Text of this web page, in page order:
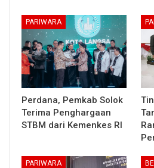
PARIWARA
Perdana, Pemkab Solok
Terima Penghargaan
STBM dari Kemenkes RI
PARIWARA